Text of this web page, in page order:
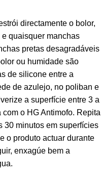
directamente o bolor,
quaisquer manchas
pretas desagradáveis
ou humidade são
de silicone entre a
de azulejo, no poliban e
a superfície entre 3 a
o HG Antimofo. Repita
30 minutos em superfícies
o produto actuar durante
enxagúe bem a